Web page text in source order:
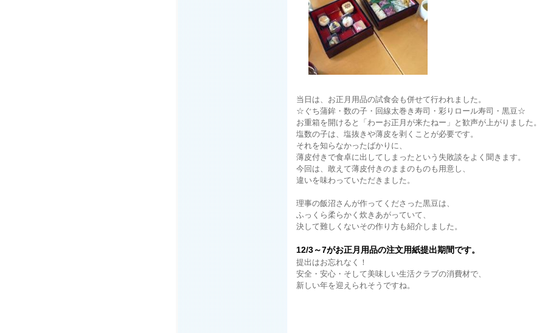
当日は、お正月用品の試食会も併せて行われました。
☆ぐち蒲鉾・数の子・回線太巻き寿司・彩りロール寿司・黒豆☆
お重箱を開けると「わーお正月が来たねー」と歓声が上がりました。
塩数の子は、塩抜きや薄皮を剥くことが必要です。
それを知らなかったばかりに、
薄皮付きで食卓に出してしまったという失敗談をよく聞きます。
今回は、敢えて薄皮付きのままのものも用意し、
違いを味わっていただきました。
理事の飯沼さんが作ってくださった黒豆は、
ふっくら柔らかく炊きあがっていて、
決して難しくないその作り方も紹介しました。
12/3～7がお正月用品の注文用紙提出期間です。
提出はお忘れなく！
安全・安心・そして美味しい生活クラブの消費材で、
新しい年を迎えられそうですね。